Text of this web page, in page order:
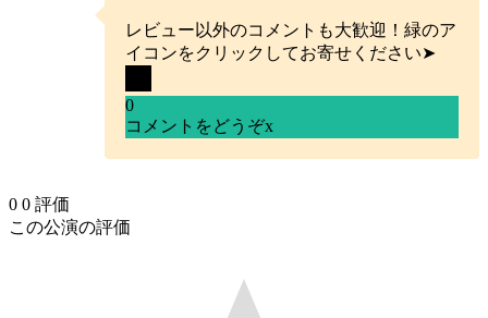
レビュー以外のコメントも大歓迎！緑のア
イコンをクリックしてお寄せください➤
0
コメントをどうぞx
0 0 評価
この公演の評価